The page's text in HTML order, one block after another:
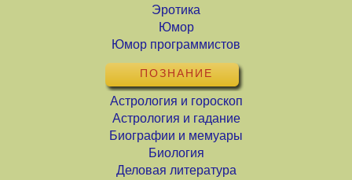
Эротика
Юмор
Юмор программистов
ПОЗНАНИЕ
Астрология и гороскоп
Астрология и гадание
Биографии и мемуары
Биология
Деловая литература